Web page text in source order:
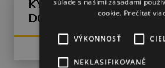
KYVADLOVKA –
DONOVALY
cookie. Prečítať
VÝKONNOSŤ
NEKLASIFIKOVANÉ